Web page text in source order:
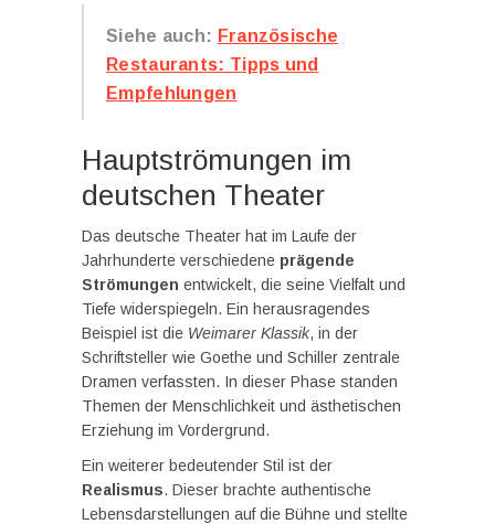
Siehe auch: Französische
Restaurants: Tipps und
Empfehlungen
Hauptströmungen im
deutschen Theater
Das deutsche Theater hat im Laufe der
Jahrhunderte verschiedene prägende
Strömungen entwickelt, die seine Vielfalt und
Tiefe widerspiegeln. Ein herausragendes
Beispiel ist die Weimarer Klassik, in der
Schriftsteller wie Goethe und Schiller zentrale
Dramen verfassten. In dieser Phase standen
Themen der Menschlichkeit und ästhetischen
Erziehung im Vordergrund.
Ein weiterer bedeutender Stil ist der
Realismus. Dieser brachte authentische
Lebensdarstellungen auf die Bühne und stellte